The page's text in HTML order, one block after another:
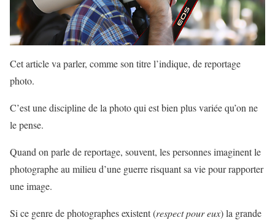
Cet article va parler, comme son titre l’indique, de reportage
photo.
C’est une discipline de la photo qui est bien plus variée qu’on ne
le pense.
Quand on parle de reportage, souvent, les personnes imaginent le
photographe au milieu d’une guerre risquant sa vie pour rapporter
une image.
Si ce genre de photographes existent (respect pour eux) la grande